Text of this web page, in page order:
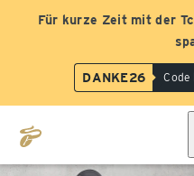
Für kurze Zeit mit der
DANKE26 Code